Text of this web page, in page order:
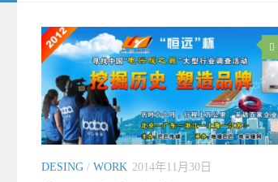
DESING / WORK 2014年11月30日